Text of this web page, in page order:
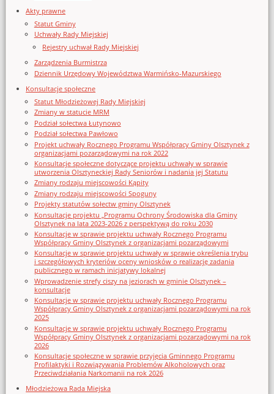
Akty prawne
Statut Gminy
Uchwały Rady Miejskiej
Rejestry uchwał Rady Miejskiej
Zarządzenia Burmistrza
Dziennik Urzędowy Województwa Warmińsko-Mazurskiego
Konsultacje społeczne
Statut Młodzieżowej Rady Miejskiej
Zmiany w statucie MRM
Podział sołectwa Łutynowo
Podział sołectwa Pawłowo
Projekt uchwały Rocznego Programu Współpracy Gminy Olsztynek z
organizacjami pozarządowymi na rok 2022
Konsultacje społeczne dotyczące projektu uchwały w sprawie
utworzenia Olsztyneckiej Rady Seniorów i nadania jej Statutu
Zmiany rodzaju miejscowości Kąpity
Zmiany rodzaju miejscowości Spoguny
Projekty statutów sołectw gminy Olsztynek
Konsultacje projektu „Programu Ochrony Środowiska dla Gminy
Olsztynek na lata 2023-2026 z perspektywą do roku 2030
Konsultacje w sprawie projektu uchwały Rocznego Programu
Współpracy Gminy Olsztynek z organizacjami pozarządowymi
Konsultacje w sprawie projektu uchwały w sprawie określenia trybu
i szczegółowych kryteriów oceny wniosków o realizację zadania
publicznego w ramach inicjatywy lokalnej
Wprowadzenie strefy ciszy na jeziorach w gminie Olsztynek –
konsultacje
Konsultacje w sprawie projektu uchwały Rocznego Programu
Współpracy Gminy Olsztynek z organizacjami pozarządowymi na rok
2025
Konsultacje w sprawie projektu uchwały Rocznego Programu
Współpracy Gminy Olsztynek z organizacjami pozarządowymi na rok
2026
Konsultacje społeczne w sprawie przyjęcia Gminnego Programu
Profilaktyki i Rozwiązywania Problemów Alkoholowych oraz
Przeciwdziałania Narkomanii na rok 2026
Młodzieżowa Rada Miejska